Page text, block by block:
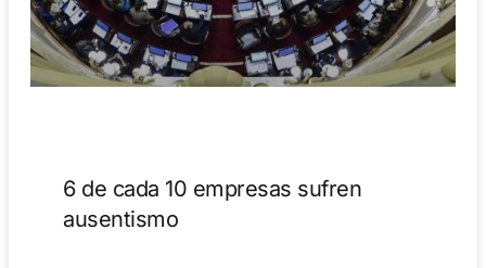
6 de cada 10 empresas sufren
ausentismo